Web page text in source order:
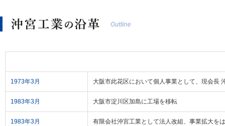
1973年3月 大阪市此花区において個人事業として、現会長
1983年3月 大阪市淀川区加島に工場を移転
1983年3月 有限会社沖宮工業として法人改組、事業拡大を